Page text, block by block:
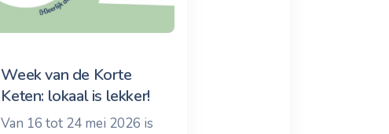
Week van de Korte
Keten: lokaal is lekker!
Van 16 tot 24 mei 2026 is